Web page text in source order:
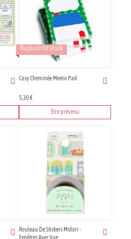
Rupture de stock
Cosy Cheminée Memo Pad
5,30€
Être prévenu
Rouleau De Stickers Midori -